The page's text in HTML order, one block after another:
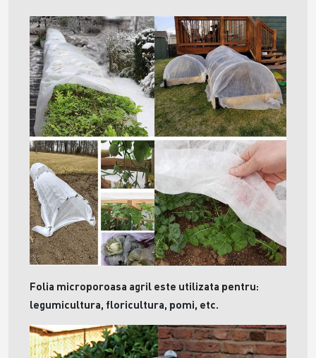
Folia microporoasa agril este utilizata pentru:
legumicultura, floricultura, pomi, etc.